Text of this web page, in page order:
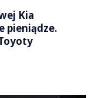
Kia
pieniądze.